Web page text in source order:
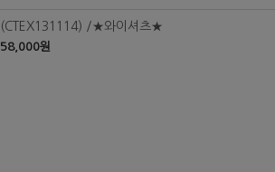
(CTEX131114) /★와이셔츠★
58,000원